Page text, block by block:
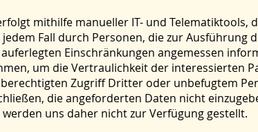
mithilfe manueller IT- und Telematiktools,
Fall durch Personen, die zur Ausführung
Einschränkungen angemessen
um die Vertraulichkeit der interessierten
Zugriff Dritter oder unbefugtem
die angeforderten Daten nicht
uns daher nicht zur Verfügung gestellt.